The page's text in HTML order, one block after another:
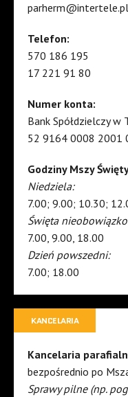
parherm@intertele.pl
Telefon:
570 186 195
17 221 91 80
Numer konta:
Bank Spółdzielczy w
52 9164 0008 2001
Godziny Mszy
Niedziela:
7.00; 9.00; 10.30;
Święta
7.00, 9.00, 18.00
Dzień powszedni:
7.00; 18.00
KANCELARIA
Kancelaria
bezpośrednio po
Sprawy pilne (np.